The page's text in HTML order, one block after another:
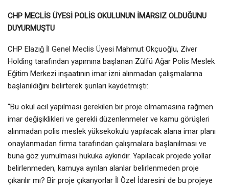
CHP MECLİS ÜYESİ POLİS OKULUNUN İMARSIZ OLDUĞUNU
DUYURMUŞTU
CHP Elazığ İl Genel Meclis Üyesi Mahmut Okçuoğlu, Ziver
Holding tarafından yapımına başlanan Zülfü Ağar Polis Meslek
Eğitim Merkezi inşaatının imar izni alınmadan çalışmalarına
başlanıldığını belirterek şunları kaydetmişti:
“Bu okul acil yapılması gerekilen bir proje olmamasına rağmen
imar değişiklikleri ve gerekli düzenlenmeler ve kamu görüşleri
alınmadan polis meslek yüksekokulu yapılacak alana imar planı
onaylanmadan firma tarafından çalışmalara başlanılması ve
buna göz yumulması hukuka aykırıdır. Yapılacak projede yollar
belirlenmeden, kamuya ayrılan alanlar belirlenmeden proje
çıkarılır mı? Bir proje çıkarıyorlar İl Özel İdaresini de bu projeye